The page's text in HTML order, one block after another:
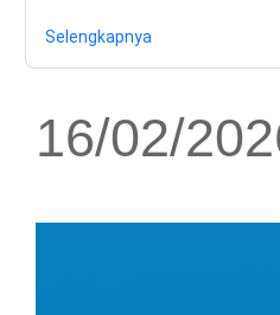
Selengkapnya
16/02/